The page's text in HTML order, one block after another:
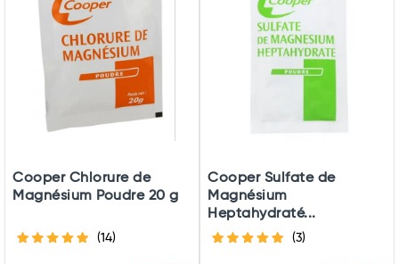
Cooper Chlorure de
Magnésium Poudre 20 g
(14)
Cooper Sulfate de
Magnésium
Heptahydraté...
(3)